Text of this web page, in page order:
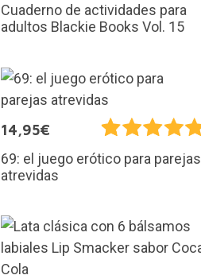
Cuaderno de actividades para
adultos Blackie Books Vol. 15
14,95€
69: el juego erótico para parejas
atrevidas